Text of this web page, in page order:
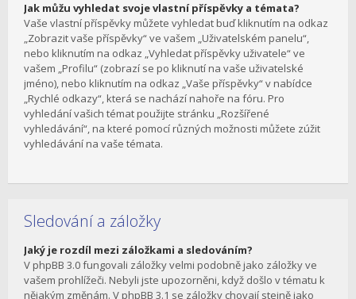
Jak můžu vyhledat svoje vlastní příspěvky a témata?
Vaše vlastní příspěvky můžete vyhledat buď kliknutím na odkaz
„Zobrazit vaše příspěvky“ ve vašem „Uživatelském panelu“,
nebo kliknutím na odkaz „Vyhledat příspěvky uživatele“ ve
vašem „Profilu“ (zobrazí se po kliknutí na vaše uživatelské
jméno), nebo kliknutím na odkaz „Vaše příspěvky“ v nabídce
„Rychlé odkazy“, která se nachází nahoře na fóru. Pro
vyhledání vašich témat použijte stránku „Rozšířené
vyhledávání“, na které pomocí různých možnosti můžete zúžit
vyhledávání na vaše témata.
Sledování a záložky
Jaký je rozdíl mezi záložkami a sledováním?
V phpBB 3.0 fungovali záložky velmi podobně jako záložky ve
vašem prohlížeči. Nebyli jste upozorněni, když došlo v tématu k
nějakým změnám. V phpBB 3.1 se záložky chovají stejně jako